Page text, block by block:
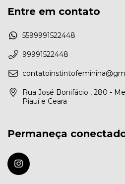
Entre em contato
5599991522448
99991522448
Rua José Bonifácio , 280 -
Piauí e Ceara
Permaneça